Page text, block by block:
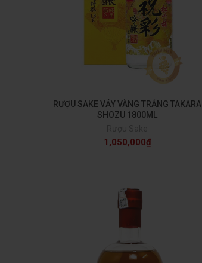
RƯỢU SAKE VẢY VÀNG TRẮNG TAKARA
SHOZU 1800ML
1,050,000₫